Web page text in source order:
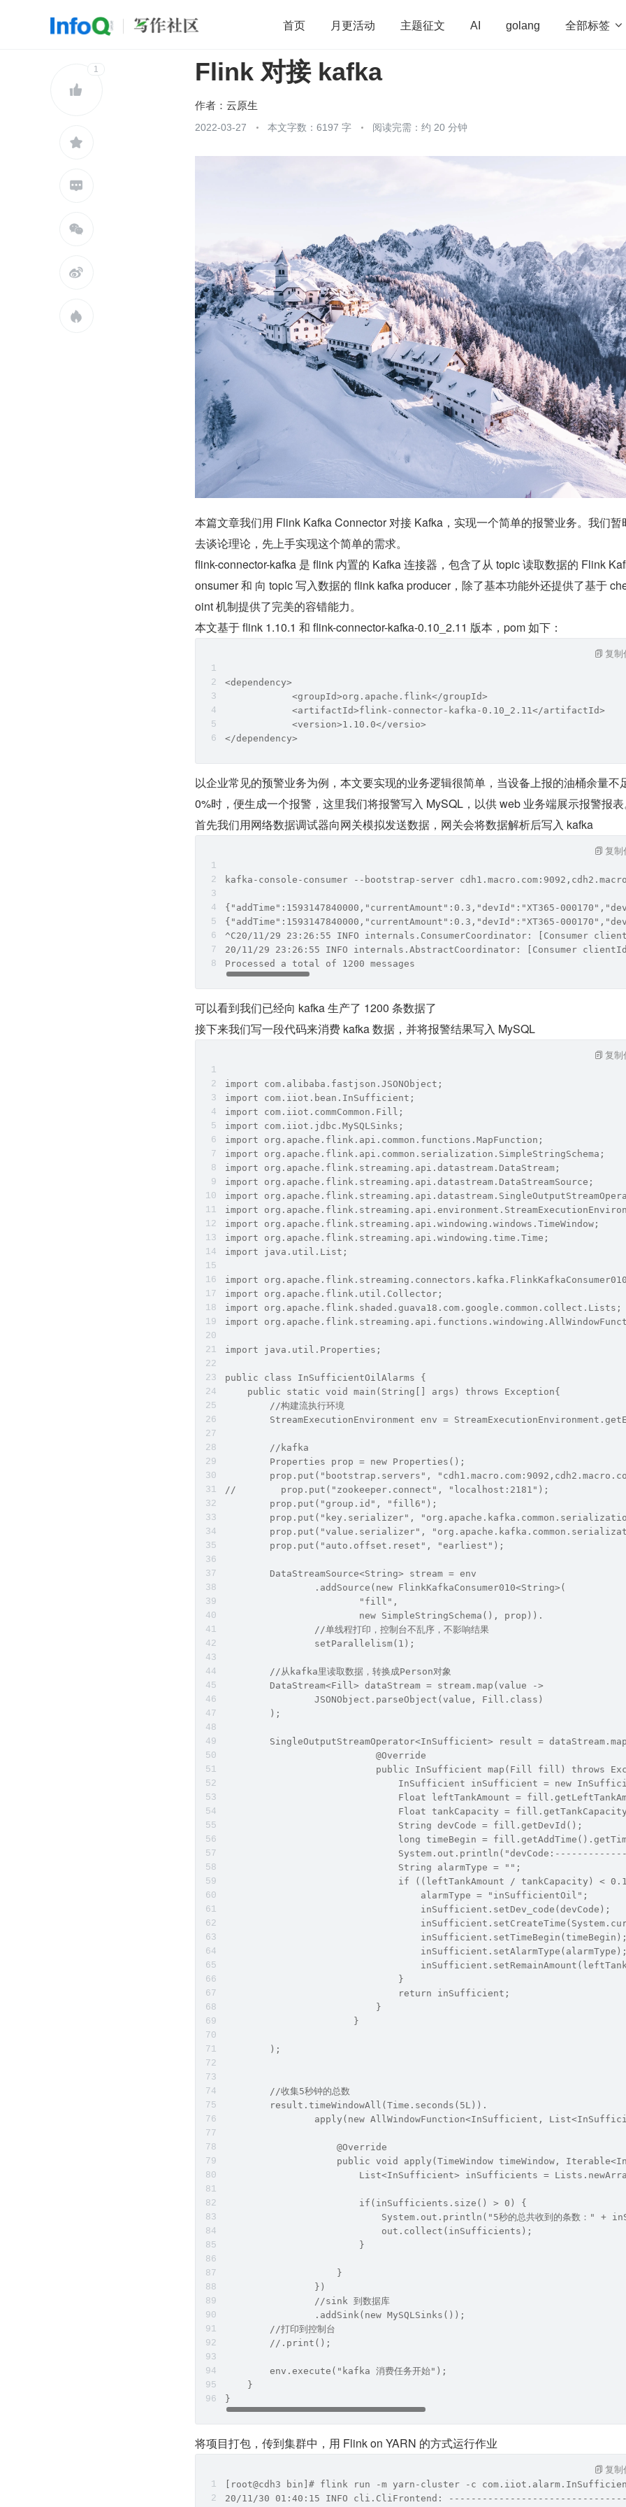
首页 月更活动 主题征文 AI golang 全部标签 
移动开发 开源 架构 OpenHarmony
前端 团队管理

1





Flink 对接 kafka
作者： 云原生
2022-03-27 本文字数：6197 字 阅读完需：约 20 分钟
本篇文章我们用 Flink Kafka Connector 对接 Kafka，实现一个简单的报警业务。我们暂
去谈论理论，先上手实现这个简单的需求。
flink-connector-kafka 是 flink 内置的 Kafka 连接器，包含了从 topic 读取数据的 Flink
onsumer 和 向 topic 写入数据的 flink kafka producer，除了基本功能外还提供了基于
oint 机制提供了完美的容错能力。
本文基于 flink 1.10.1 和 flink-connector-kafka-0.10_2.11 版本，pom 如下：
<dependency>
            <groupId>org.apache.flink</groupId>
            <artifactId>flink-connector-kafka-0.10_2.11</artifactId>
            <version>1.10.0</versio>
</dependency>
复制
以企业常见的预警业务为例，本文要实现的业务逻辑很简单，当设备上报的油桶余量不
0%时，便生成一个报警，这里我们将报警写入 MySQL，以供 web 业务端展示报警报表
首先我们用网络数据调试器向网关模拟发送数据，网关会将数据解析后写入 kafka
kafka-console-consumer --bootstrap-server
{"addTime":1593147840000,"currentAmount":0.3,"devId":"XT365-
{"addTime":1593147840000,"currentAmount":0.3,"devId":"XT365-
^C20/11/29 23:26:55 INFO internals.ConsumerCoordinator: [Consumer
20/11/29 23:26:55 INFO internals.AbstractCoordinator: [Consumer
Processed a total of 1200 messages
复制
可以看到我们已经向 kafka 生产了 1200 条数据了
接下来我们写一段代码来消费 kafka 数据，并将报警结果写入 MySQL
import com.alibaba.fastjson.JSONObject;
import com.iiot.bean.InSufficient;
import com.iiot.commCommon.Fill;
import com.iiot.jdbc.MySQLSinks;
import org.apache.flink.api.common.functions.MapFunction;
import org.apache.flink.api.common.serialization.SimpleStringSchema;
import org.apache.flink.streaming.api.datastream.DataStream;
import org.apache.flink.streaming.api.datastream.DataStreamSource;
import
import
import org.apache.flink.streaming.api.windowing.windows.TimeWindow;
import org.apache.flink.streaming.api.windowing.time.Time;
import java.util.List;
import
import org.apache.flink.util.Collector;
import org.apache.flink.shaded.guava18.com.google.common.collect.Lists;
import
import java.util.Properties;
public class InSufficientOilAlarms {
    public static void main(String[] args) throws Exception{
        //构建流执行环境
StreamExecutionEnvironment env =
        //kafka
        Properties prop = new Properties();
prop.put("bootstrap.servers",
//        prop.put("zookeeper.connect", "localhost:2181");
        prop.put("group.id", "fill6");
prop.put("key.serializer",
prop.put("value.serializer",
        prop.put("auto.offset.reset", "earliest");
        DataStreamSource<String> stream = env
                .addSource(new FlinkKafkaConsumer010<String>(
                        "fill",
                        new SimpleStringSchema(), prop)).
                //单线程打印，控制台不乱序，不影响结果
                setParallelism(1);
        //从kafka里读取数据，转换成Person对象
        DataStream<Fill> dataStream = stream.map(value ->
                JSONObject.parseObject(value, Fill.class)
        );
SingleOutputStreamOperator<InSufficient> result =
                           @Override
public InSufficient map(Fill fill) throws
InSufficient inSufficient = new
Float leftTankAmount =
Float tankCapacity =
                               String devCode = fill.getDevId();
long timeBegin =
                               String alarmType = "";
if ((leftTankAmount / tankCapacity) < 0.1
                                   alarmType = "inSufficientOil";
                                   inSufficient.setDev_code(devCode);
                                   inSufficient.setTimeBegin(timeBegin);
                                   inSufficient.setAlarmType(alarmType);
                               }
                               return inSufficient;
                           }
                       }
        );
        //收集5秒钟的总数
        result.timeWindowAll(Time.seconds(5L)).
apply(new AllWindowFunction<InSufficient,
                    @Override
public void apply(TimeWindow timeWindow,
List<InSufficient> inSufficients =
                        if(inSufficients.size() > 0) {
System.out.println("5秒的总共收到的条数：" +
                            out.collect(inSufficients);
                        }
                    }
                })
                //sink 到数据库
                .addSink(new MySQLSinks());
        //打印到控制台
        //.print();
        env.execute("kafka 消费任务开始");
    }
}
复制
将项目打包，传到集群中，用 Flink on YARN 的方式运行作业
[root@cdh3 bin]# flink run -m yarn-cluster -c
20/11/30 01:40:15 INFO cli.CliFrontend:
复制